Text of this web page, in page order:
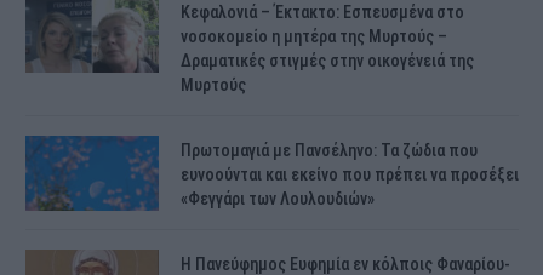
Κεφαλονιά – Έκτακτο: Εσπευσμένα στο
νοσοκομείο η μητέρα της Μυρτούς –
Δραματικές στιγμές στην οικογένειά της
Μυρτούς
Πρωτομαγιά με Πανσέληνο: Τα ζώδια που
ευνοούνται και εκείνο που πρέπει να προσέξει
«Φεγγάρι των Λουλουδιών»
H Πανεύφημος Ευφημία εν κόλποις Φαναρίου-